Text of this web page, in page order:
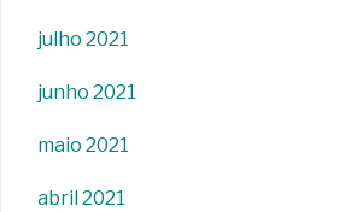
julho 2021
junho 2021
maio 2021
abril 2021